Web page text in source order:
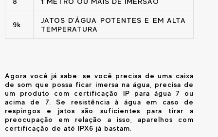
9k
JATOS D’ÁGUA POTENTES E EM ALTA
TEMPERATURA
Agora você já sabe: se você precisa de uma caixa
de som que possa ficar imersa na água, precisa de
um produto com certificação IP para água 7 ou
acima de 7. Se resistência à água em caso de
respingos e jatos são suficientes para tirar a
preocupação em relação a isso, aparelhos com
certificação de até IPX6 já bastam.